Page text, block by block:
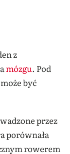
z
mózgu. Pod
być
przez
porównała
rowerem